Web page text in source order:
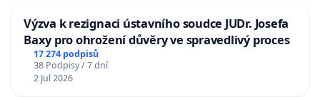
Výzva k rezignaci ústavního soudce JUDr. Josefa
Baxy pro ohrožení důvěry ve spravedlivý proces
17 274 podpisů
38 Podpisy / 7 dní
2 Jul 2026